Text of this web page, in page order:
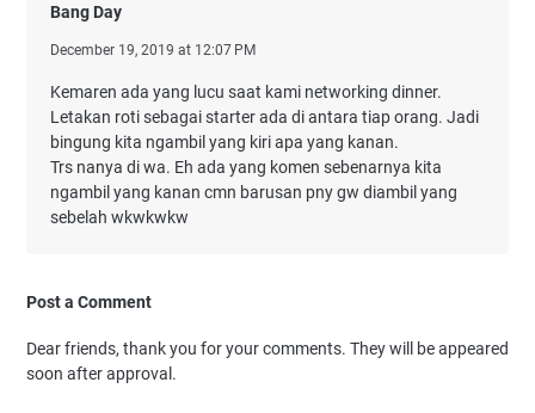
Bang Day
December 19, 2019 at 12:07 PM
Kemaren ada yang lucu saat kami networking dinner.
Letakan roti sebagai starter ada di antara tiap orang. Jadi
bingung kita ngambil yang kiri apa yang kanan.
Trs nanya di wa. Eh ada yang komen sebenarnya kita
ngambil yang kanan cmn barusan pny gw diambil yang
sebelah wkwkwkw
Post a Comment
Dear friends, thank you for your comments. They will be appeared
soon after approval.